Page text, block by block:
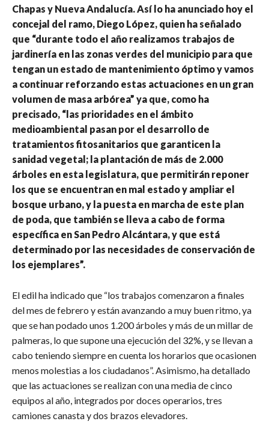
Chapas y Nueva Andalucía. Así lo ha anunciado hoy el
concejal del ramo, Diego López, quien ha señalado
que “durante todo el año realizamos trabajos de
jardinería en las zonas verdes del municipio para que
tengan un estado de mantenimiento óptimo y vamos
a continuar reforzando estas actuaciones en un gran
volumen de masa arbórea” ya que, como ha
precisado, “las prioridades en el ámbito
medioambiental pasan por el desarrollo de
tratamientos fitosanitarios que garanticen la
sanidad vegetal; la plantación de más de 2.000
árboles en esta legislatura, que permitirán reponer
los que se encuentran en mal estado y ampliar el
bosque urbano, y la puesta en marcha de este plan
de poda, que también se lleva a cabo de forma
específica en San Pedro Alcántara, y que está
determinado por las necesidades de conservación de
los ejemplares”.
El edil ha indicado que “los trabajos comenzaron a finales
del mes de febrero y están avanzando a muy buen ritmo, ya
que se han podado unos 1.200 árboles y más de un millar de
palmeras, lo que supone una ejecución del 32%, y se llevan a
cabo teniendo siempre en cuenta los horarios que ocasionen
menos molestias a los ciudadanos”. Asimismo, ha detallado
que las actuaciones se realizan con una media de cinco
equipos al año, integrados por doces operarios, tres
camiones canasta y dos brazos elevadores.